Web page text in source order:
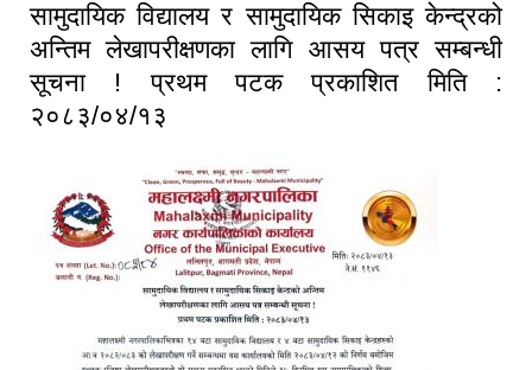
सामुदायिक विद्यालय र सामुदायिक सिकाइ केन्द्रको
अन्तिम लेखापरीक्षणका लागि आसय पत्र सम्बन्धी
सूचना ! प्रथम पटक प्रकाशित मिति :
२०८३/०४/१३